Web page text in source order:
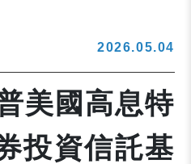
2026.05.04
美國高息特
投資信託基